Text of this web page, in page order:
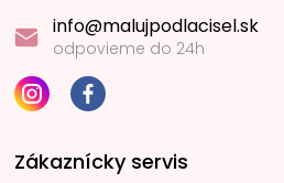
info@malujpodlacisel.sk
odpovieme do 24h
Zákaznícky servis